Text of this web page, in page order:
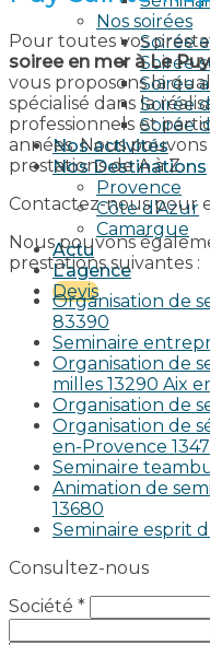
Nos soirées
Soirée
Soirée
Soirée
Soirée
Soirée
Nos activités
Nos Destinations
Provence
Côte d’Azur
Camargue
Actu
L’agence
Devis
Pour toutes vos
soiree en mer à Le
vous proposons la
spécialisé dans la
professionnels et
années. Nous
prestations de A à Z.
Contactez-nous pour
Nous pouvons
prestations suivantes :
Organisation de
83390
Seminaire
Organisation de
milles 13290 Aix
Organisation de
Organisation de
en-Provence
Seminaire
Animation de
13680
Seminaire esprit
Consultez-nous
Société *